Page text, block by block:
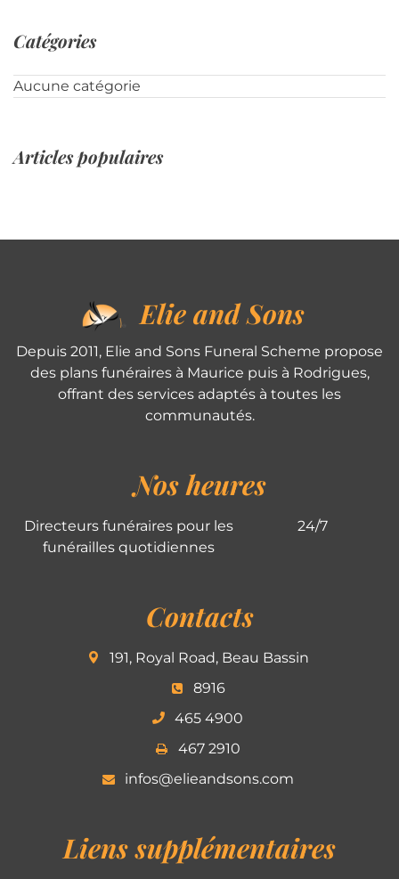
Catégories
Aucune catégorie
Articles populaires
Elie and Sons
Depuis 2011, Elie and Sons Funeral Scheme propose
des plans funéraires à Maurice puis à Rodrigues,
offrant des services adaptés à toutes les
communautés.
Nos heures
Directeurs funéraires pour les
funérailles quotidiennes
24/7
Contacts
191, Royal Road, Beau Bassin
8916
465 4900
467 2910
infos@elieandsons.com
Liens supplémentaires